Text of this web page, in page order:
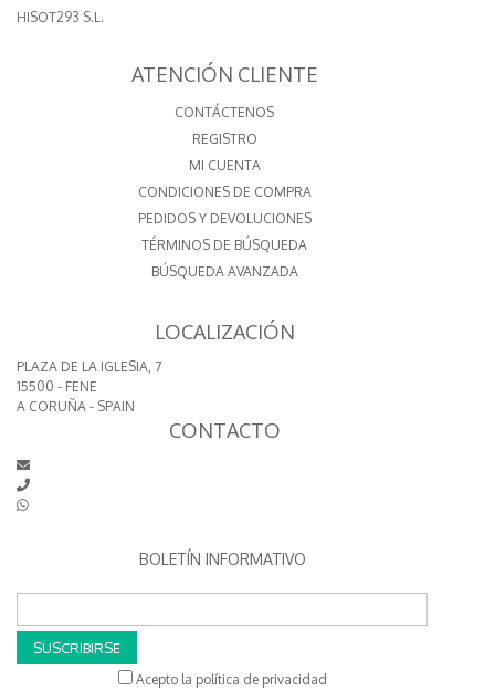
HISOT293 S.L.
ATENCIÓN CLIENTE
CONTÁCTENOS
REGISTRO
MI CUENTA
CONDICIONES DE COMPRA
PEDIDOS Y DEVOLUCIONES
TÉRMINOS DE BÚSQUEDA
BÚSQUEDA AVANZADA
LOCALIZACIÓN
PLAZA DE LA IGLESIA, 7
15500 - FENE
A CORUÑA - SPAIN
CONTACTO
BOLETÍN INFORMATIVO
SUSCRIBIRSE
Acepto la política de privacidad